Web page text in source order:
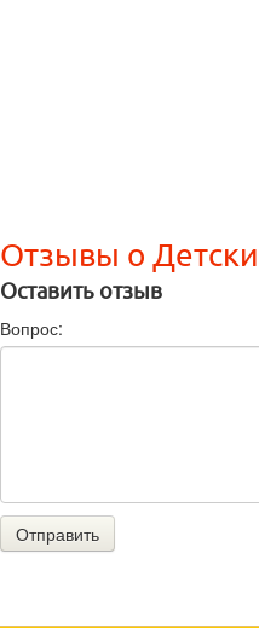
Отзывы о
Оставить отзыв
Вопрос:
Отправить